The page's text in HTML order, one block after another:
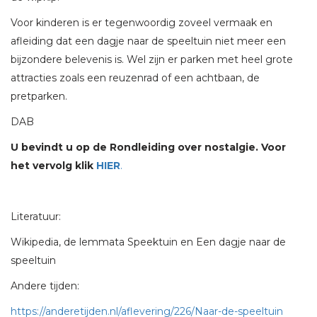
Voor kinderen is er tegenwoordig zoveel vermaak en
afleiding dat een dagje naar de speeltuin niet meer een
bijzondere belevenis is. Wel zijn er parken met heel grote
attracties zoals een reuzenrad of een achtbaan, de
pretparken.
DAB
U bevindt u op de Rondleiding over nostalgie. Voor
het vervolg klik HIER.
Literatuur:
Wikipedia, de lemmata Speektuin en Een dagje naar de
speeltuin
Andere tijden:
https://anderetijden.nl/aflevering/226/Naar-de-speeltuin